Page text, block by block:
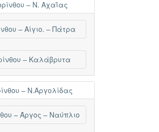
– Ν. Αχαΐας
– Αίγιο. – Πάτρα
– Καλάβρυτα
– Ν.Αργολίδας
– Άργος – Ναύπλιο